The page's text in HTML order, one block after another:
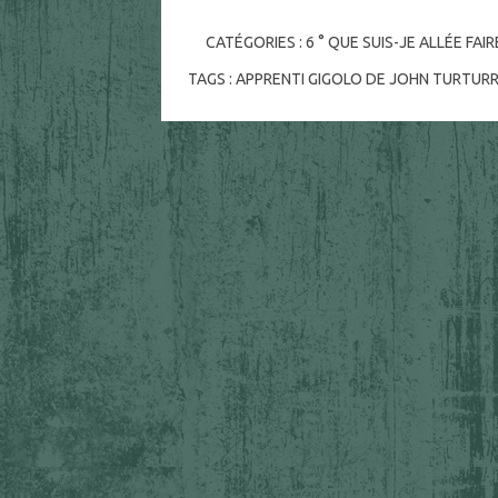
CATÉGORIES :6 ° QUE SUIS-JE ALLÉE
TAGS :APPRENTI GIGOLO DE JOHN